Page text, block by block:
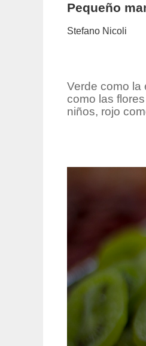
Pequeño
Stefano Nicoli
Verde como la
como las
niños, rojo